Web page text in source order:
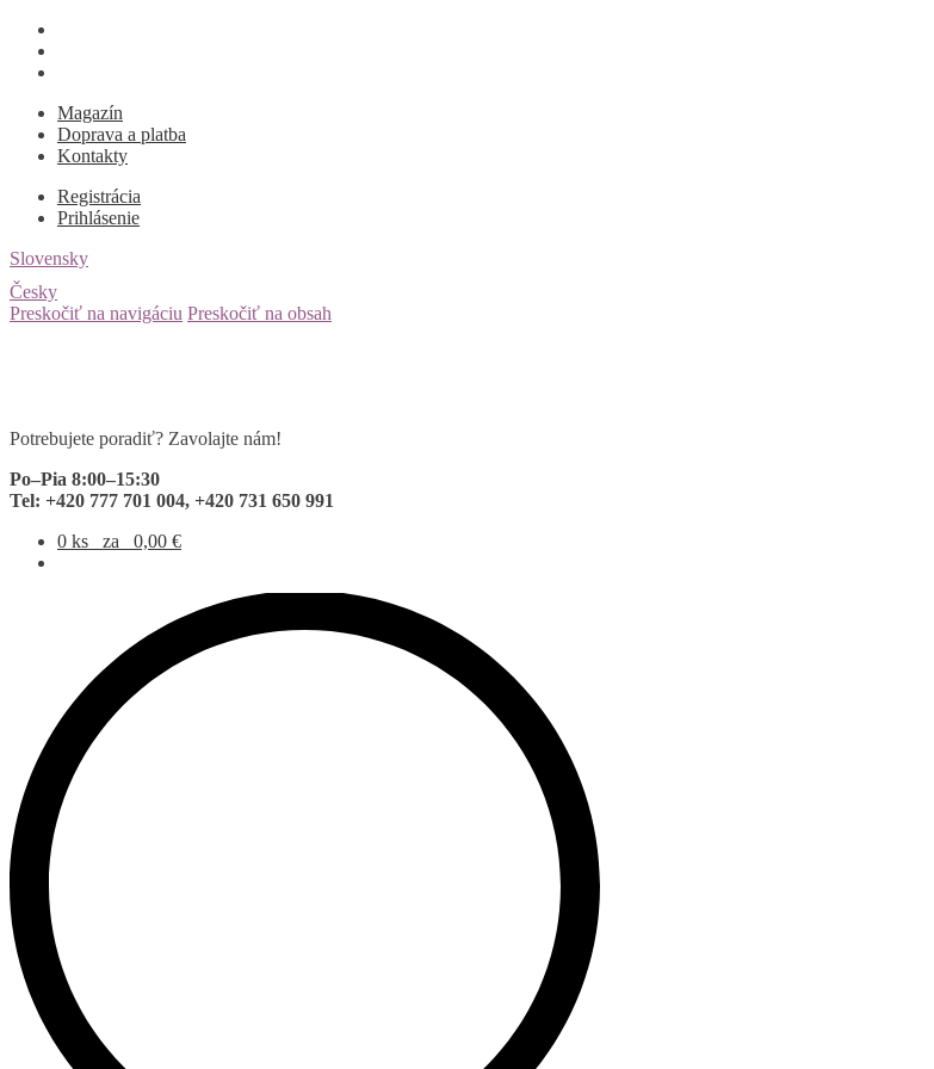
Magazín
Doprava a platba
Kontakty
Registrácia
Prihlásenie
Slovensky
Česky
Preskočiť na navigáciu Preskočiť na obsah
Potrebujete poradiť? Zavolajte nám!
Po–Pia 8:00–15:30
Tel: +420 777 701 004, +420 731 650 991
0 ks
za 0,00 €